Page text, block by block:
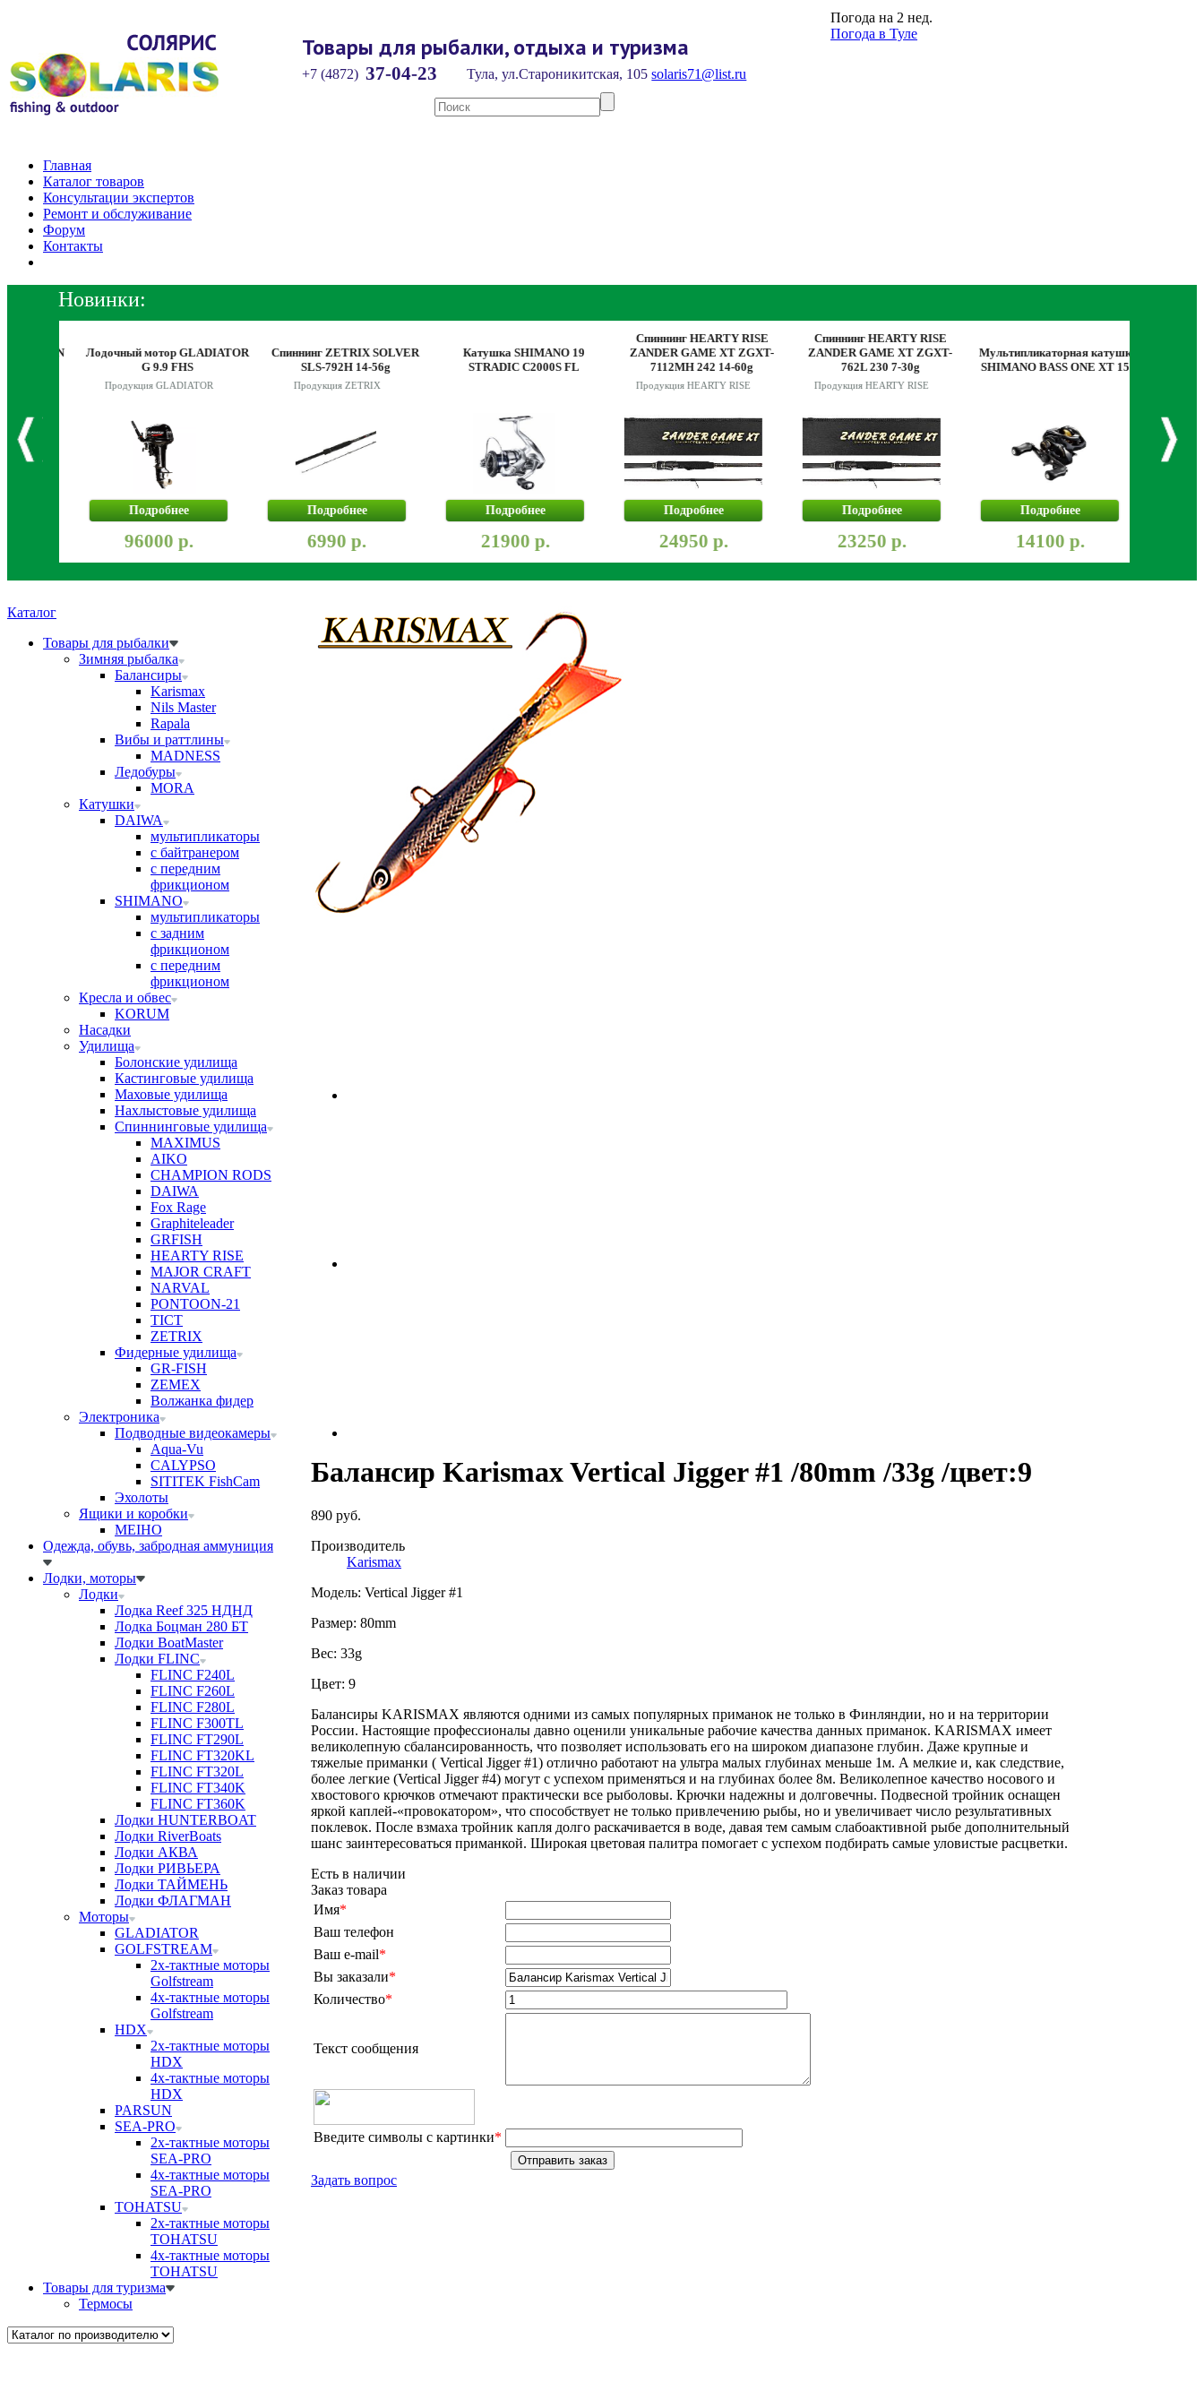
Товары для рыбалки, отдыха и туризма
+7 (4872) 37-04-23 Тула, ул.Староникитская, 105solaris71@list.ru
Погода на 2 нед.
Погода в Туле
Главная
Каталог товаров
Консультации экспертов
Ремонт и обслуживание
Форум
Контакты
Новинки:
Лодочный мотор GLADIATOR
G 9.9 FHS
Продукция GLADIATOR
Подробнее
96000 р.
Спиннинг ZETRIX SOLVER
SLS-792H 14-56g
Продукция ZETRIX
Подробнее
6990 р.
Катушка SHIMANO 19
STRADIC C2000S FL
Подробнее
21900 р.
Спиннинг HEARTY RISE
ZANDER GAME XT ZGXT-
7112MH 242 14-60g
Продукция HEARTY RISE
Подробнее
24950 р.
Спиннинг HEARTY RISE
ZANDER GAME XT ZGXT-
762L 230 7-30g
Продукция HEARTY RISE
Подробнее
23250 р.
Мультипликаторная катушка
SHIMANO BASS ONE XT 151
Подробнее
14100 р.
Каталог
Товары для рыбалки
Зимняя рыбалка
Балансиры
Karismax
Nils Master
Rapala
Вибы и раттлины
MADNESS
Ледобуры
MORA
Катушки
DAIWA
мультипликаторы
с байтранером
с передним
фрикционом
SHIMANO
мультипликаторы
с задним
фрикционом
с передним
фрикционом
Кресла и обвес
KORUM
Насадки
Удилища
Болонские удилища
Кастинговые удилища
Маховые удилища
Нахлыстовые удилища
Спиннинговые удилища
MAXIMUS
AIKO
CHAMPION RODS
DAIWA
Fox Rage
Graphiteleader
GRFISH
HEARTY RISE
MAJOR CRAFT
NARVAL
PONTOON-21
TICT
ZETRIX
Фидерные удилища
GR-FISH
ZEMEX
Волжанка фидер
Электроника
Подводные видеокамеры
Aqua-Vu
CALYPSO
SITITEK FishCam
Эхолоты
Ящики и коробки
MEIHO
Одежда, обувь, забродная аммуниция
Лодки, моторы
Лодки
Лодка Reef 325 НДНД
Лодка Боцман 280 БТ
Лодки BoatMaster
Лодки FLINC
FLINC F240L
FLINC F260L
FLINC F280L
FLINC F300TL
FLINC FT290L
FLINC FT320KL
FLINC FT320L
FLINC FT340K
FLINC FT360K
Лодки HUNTERBOAT
Лодки RiverBoats
Лодки АКВА
Лодки РИВЬЕРА
Лодки ТАЙМЕНЬ
Лодки ФЛАГМАН
Моторы
GLADIATOR
GOLFSTREAM
2х-тактные моторы
Golfstream
4х-тактные моторы
Golfstream
HDX
2х-тактные моторы
HDX
4х-тактные моторы
HDX
PARSUN
SEA-PRO
2х-тактные моторы
SEA-PRO
4х-тактные моторы
SEA-PRO
TOHATSU
2х-тактные моторы
TOHATSU
4х-тактные моторы
TOHATSU
Товары для туризма
Термосы
Балансир Karismax Vertical Jigger #1 /80mm /33g /цвет:9
890 руб.
Производитель
Karismax
Модель: Vertical Jigger #1
Размер: 80mm
Вес: 33g
Цвет: 9
Балансиры KARISMAX являются одними из самых популярных приманок не только в Финляндии, но и на территории
России. Настоящие профессионалы давно оценили уникальные рабочие качества данных приманок. KARISMAX имеет
великолепную сбалансированность, что позволяет использовать его на широком диапазоне глубин. Даже крупные и
тяжелые приманки ( Vertical Jigger #1) отлично работают на ультра малых глубинах меньше 1м. А мелкие и, как следствие,
более легкие (Vertical Jigger #4) могут с успехом применяться и на глубинах более 8м. Великолепное качество носового и
хвостового крючков отмечают практически все рыболовы. Крючки надежны и долговечны. Подвесной тройник оснащен
яркой каплей-«провокатором», что способствует не только привлечению рыбы, но и увеличивает число результативных
поклевок. После взмаха тройник капля долго раскачивается в воде, давая тем самым слабоактивной рыбе дополнительный
шанс заинтересоваться приманкой. Широкая цветовая палитра помогает с успехом подбирать самые уловистые расцветки.
Есть в наличии
Заказ товара
Имя*
Ваш телефон
Ваш e-mail*
Вы заказали*
Количество*
Текст сообщения
Введите символы с картинки*
Задать вопрос